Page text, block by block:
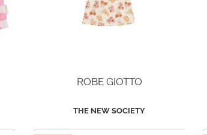
ROBE GIOTTO
THE NEW SOCIETY